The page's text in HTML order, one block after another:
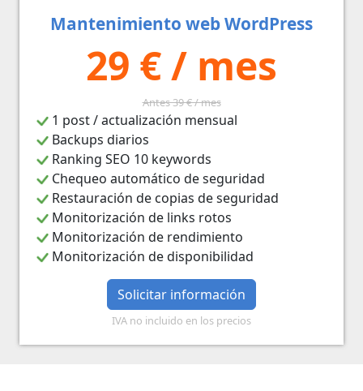
Mantenimiento web WordPress
29 € / mes
Antes 39 € / mes
1 post / actualización mensual
Backups diarios
Ranking SEO 10 keywords
Chequeo automático de seguridad
Restauración de copias de seguridad
Monitorización de links rotos
Monitorización de rendimiento
Monitorización de disponibilidad
Solicitar información
IVA no incluido en los precios